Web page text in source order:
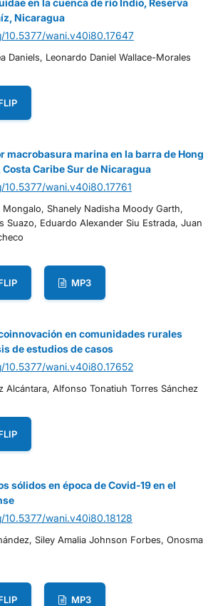
en la cuenca de río Indio, Reserva
Nicaragua
10.5377/wani.v40i80.17647
Daniels, Leonardo Daniel Wallace-Morales
macrobasura marina en la barra de Hong
Caribe Sur de Nicaragua
10.5377/wani.v40i80.17761
Mongalo, Shanely Nadisha Moody Garth,
Suazo, Eduardo Alexander Siu Estrada, Juan
MP3
en comunidades rurales
de estudios de casos
10.5377/wani.v40i80.17652
Alcántara, Alfonso Tonatiuh Torres Sánchez
sólidos en época de Covid-19 en el
10.5377/wani.v40i80.18128
Siley Amalia Johnson Forbes, Onosma
MP3